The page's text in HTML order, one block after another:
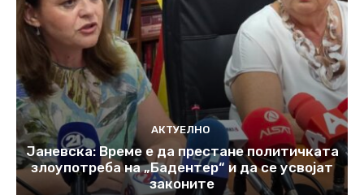
АКТУЕЛНО
Јаневска: Време е да престане политичката
злоупотреба на „Бадентер“ и да се усвојат
законите